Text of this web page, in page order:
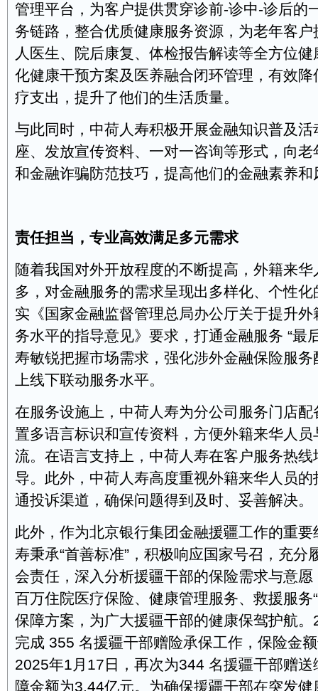
管理平台，为客户提供贯穿诊前-诊中-诊后的
务链路，整合优质健康服务资源，为老年客
人医生、院后康复、体检报告解读等全方位
化健康干预方案及医养融合闭环管理，有效
疗支出，提升了他们的生活质量。
与此同时，中荷人寿积极开展金融知识普及
座、发放宣传资料、一对一咨询等形式，向
和金融诈骗防范技巧，提高他们的金融素养
责任担当，专业高效满足多元需求
随着我国对外开放程度的不断提高，外籍来
多，对金融服务的需求呈现出多样化、个性
实《国家金融监督管理总局办公厅关于提升
务水平的指导意见》要求，打通金融服务 “最
寿敏锐把握市场需求，强化涉外金融保险服
上线下联动服务水平。
在服务设施上，中荷人寿为分公司服务门店
置多语言标识和宣传资料，方便外籍来华人
流。在语言支持上，中荷人寿在客户服务热
导。此外，中荷人寿高度重视外籍来华人员
通投诉渠道，确保问题得到及时、妥善解决。
此外，作为北京银行集团金融援疆工作的重
寿秉承“首善标准”，积极响应国家号召，充分
会责任，深入分析援疆干部的保险需求与意
百万住院医疗保险、健康管理服务、救援服务
保障方案，为广大援疆干部的健康保驾护航
完成 355 名援疆干部赠险承保工作，保险金
2025年1月17日，再次为344 名援疆干部赠
障金额为3.44亿元。为确保援疆干部在突发